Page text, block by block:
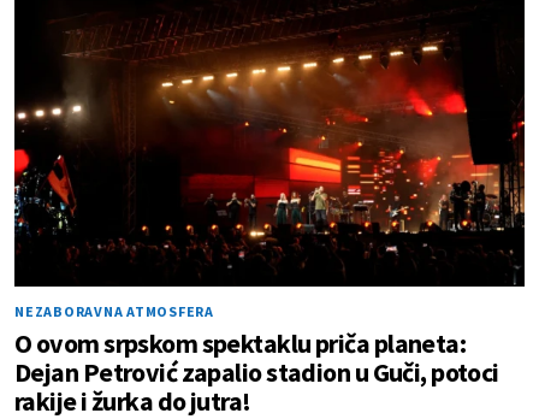
NEZABORAVNA ATMOSFERA
O ovom srpskom spektaklu priča planeta:
Dejan Petrović zapalio stadion u Guči, potoci
rakije i žurka do jutra!